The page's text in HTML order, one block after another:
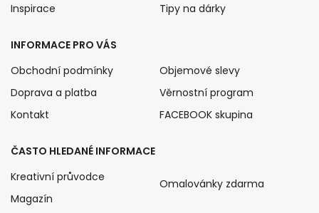
Inspirace
Tipy na dárky
INFORMACE PRO VÁS
Obchodní podmínky
Doprava a platba
Kontakt
Objemové slevy
Věrnostní program
FACEBOOK skupina
ČASTO HLEDANÉ INFORMACE
Kreativní průvodce
Magazín
Omalovánky zdarma